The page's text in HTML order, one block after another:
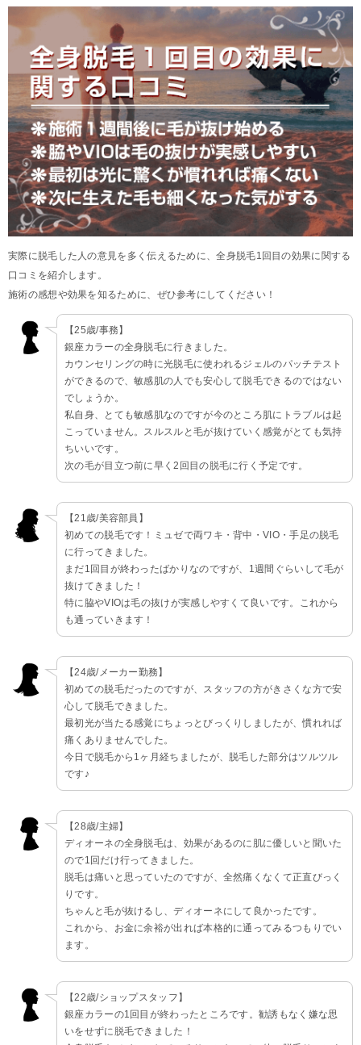
実際に脱毛した人の意見を多く伝えるために、全身脱毛1回目の効果に関する
口コミを紹介します。
施術の感想や効果を知るために、ぜひ参考にしてください！
【25歳/事務】
銀座カラーの全身脱毛に行きました。
カウンセリングの時に光脱毛に使われるジェルのパッチテスト
ができるので、敏感肌の人でも安心して脱毛できるのではない
でしょうか。
私自身、とても敏感肌なのですが今のところ肌にトラブルは起
こっていません。スルスルと毛が抜けていく感覚がとても気持
ちいいです。
次の毛が目立つ前に早く2回目の脱毛に行く予定です。
【21歳/美容部員】
初めての脱毛です！ミュゼで両ワキ・背中・VIO・手足の脱毛
に行ってきました。
まだ1回目が終わったばかりなのですが、1週間ぐらいして毛が
抜けてきました！
特に脇やVIOは毛の抜けが実感しやすくて良いです。これから
も通っていきます！
【24歳/メーカー勤務】
初めての脱毛だったのですが、スタッフの方がきさくな方で安
心して脱毛できました。
最初光が当たる感覚にちょっとびっくりしましたが、慣れれば
痛くありませんでした。
今日で脱毛から1ヶ月経ちましたが、脱毛した部分はツルツル
です♪
【28歳/主婦】
ディオーネの全身脱毛は、効果があるのに肌に優しいと聞いた
ので1回だけ行ってきました。
脱毛は痛いと思っていたのですが、全然痛くなくて正直びっく
りです。
ちゃんと毛が抜けるし、ディオーネにして良かったです。
これから、お金に余裕が出れば本格的に通ってみるつもりでい
ます。
【22歳/ショップスタッフ】
銀座カラーの1回目が終わったところです。勧誘もなく嫌な思
いをせずに脱毛できました！